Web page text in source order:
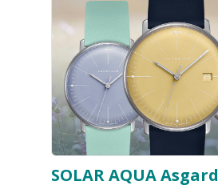
SOLAR AQUA Asgard